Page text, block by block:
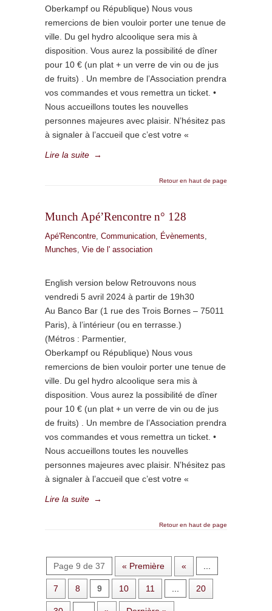
Oberkampf ou République) Nous vous
remercions de bien vouloir porter une tenue de
ville. Du gel hydro alcoolique sera mis à
disposition. Vous aurez la possibilité de dîner
pour 10 € (un plat + un verre de vin ou de jus
de fruits) . Un membre de l’Association prendra
vos commandes et vous remettra un ticket. •
Nous accueillons toutes les nouvelles
personnes majeures avec plaisir. N’hésitez pas
à signaler à l’accueil que c’est votre «
Lire la suite →
Retour en haut de page
Munch Apé’Rencontre n° 128
Apé'Rencontre, Communication, Évènements,
Munches, Vie de l' association
English version below Retrouvons nous
vendredi 5 avril 2024 à partir de 19h30
Au Banco Bar (1 rue des Trois Bornes – 75011
Paris), à l’intérieur (ou en terrasse.)
(Métros : Parmentier,
Oberkampf ou République) Nous vous
remercions de bien vouloir porter une tenue de
ville. Du gel hydro alcoolique sera mis à
disposition. Vous aurez la possibilité de dîner
pour 10 € (un plat + un verre de vin ou de jus
de fruits) . Un membre de l’Association prendra
vos commandes et vous remettra un ticket. •
Nous accueillons toutes les nouvelles
personnes majeures avec plaisir. N’hésitez pas
à signaler à l’accueil que c’est votre «
Lire la suite →
Retour en haut de page
Page 9 de 37 « Première «
7 8 9 10 11 20